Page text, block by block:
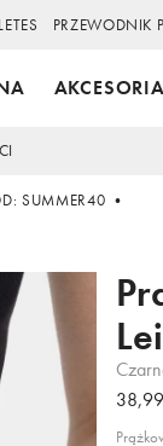
PRZEWODNIK
AKCESORIA
SUMMER40 •